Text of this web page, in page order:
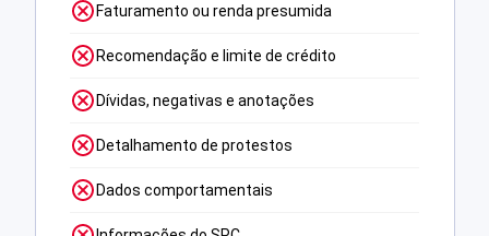
Faturamento ou renda presumida
Recomendação e limite de crédito
Dívidas, negativas e anotações
Detalhamento de protestos
Dados comportamentais